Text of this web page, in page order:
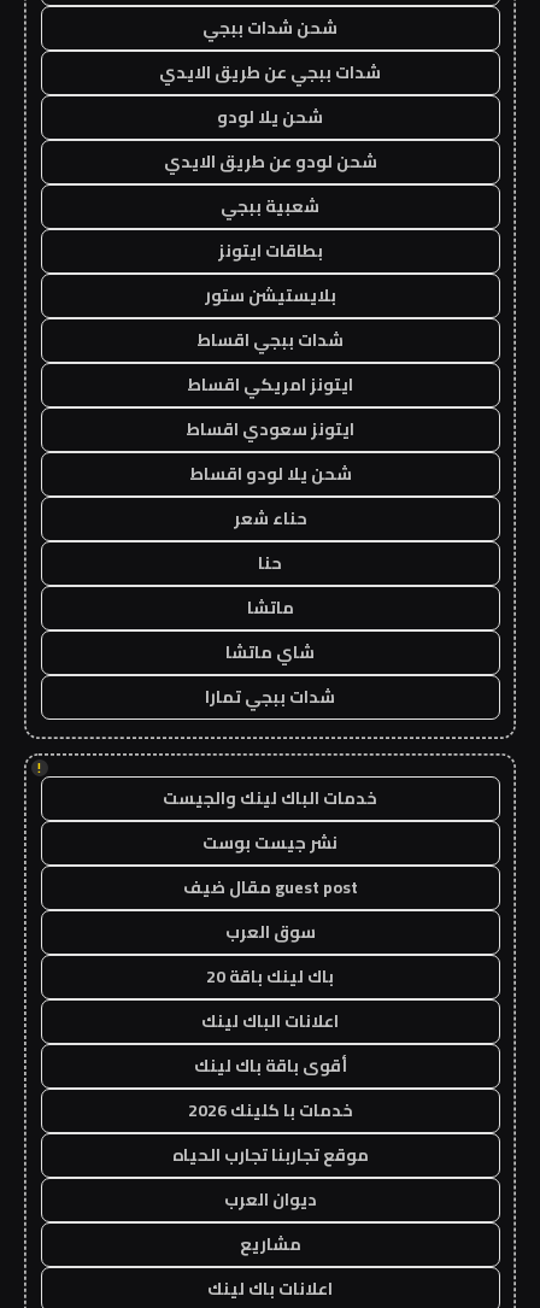
شحن شدات ببجي
شدات ببجي عن طريق الايدي
شحن يلا لودو
شحن لودو عن طريق الايدي
شعبية ببجي
بطاقات ايتونز
بلايستيشن ستور
شدات ببجي اقساط
ايتونز امريكي اقساط
ايتونز سعودي اقساط
شحن يلا لودو اقساط
حناء شعر
حنا
ماتشا
شاي ماتشا
شدات ببجي تمارا
!
خدمات الباك لينك والجيست
نشر جيست بوست
guest post مقال ضيف
سوق العرب
باك لينك باقة 20
اعلانات الباك لينك
أقوى باقة باك لينك
خدمات با كلينك 2026
موقع تجاربنا تجارب الحياه
ديوان العرب
مشاريع
اعلانات باك لينك